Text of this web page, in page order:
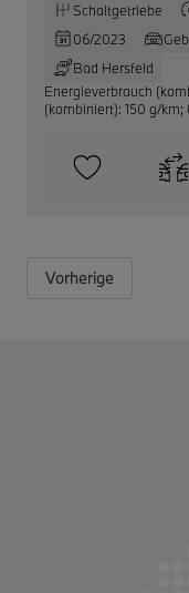
Schaltgetriebe
06/2023
Bad Hersfeld
Energieverbrauch
(kombiniert): 150 g/km;
Vorherige